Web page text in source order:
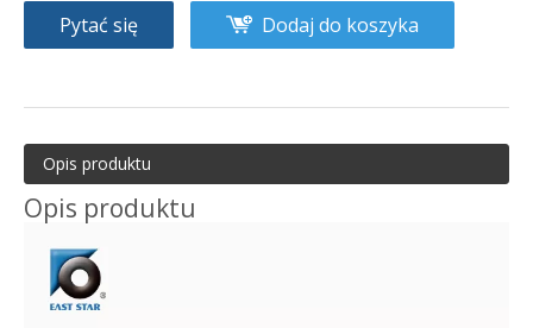
Pytać się Dodaj do koszyka
Opis produktu
Opis produktu